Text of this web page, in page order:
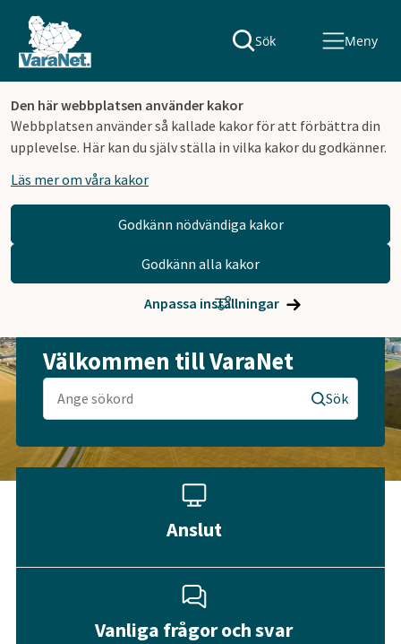
Den här webbplatsen använder kakor
Webbplatsen använder så kallade kakor för att förbättra din
upplevelse. Här kan du själv ställa in vilka kakor du godkänner.
Läs mer om våra kakor
Godkänn nödvändiga kakor
Godkänn alla kakor
Anpassa inställningar
Sök Meny
Välkommen till VaraNet
Sök
Anslut
Vanliga frågor och svar